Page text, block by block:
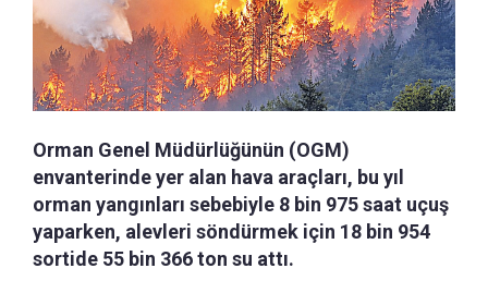
Orman Genel Müdürlüğünün (OGM)
envanterinde yer alan hava araçları, bu yıl
orman yangınları sebebiyle 8 bin 975 saat uçuş
yaparken, alevleri söndürmek için 18 bin 954
sortide 55 bin 366 ton su attı.